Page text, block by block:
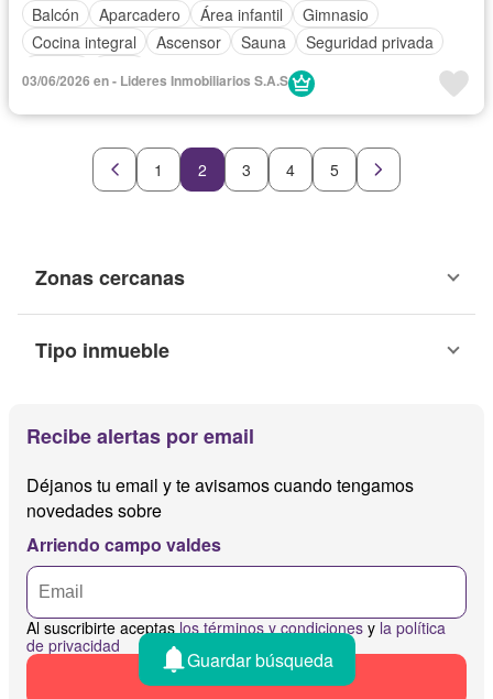
Balcón
Aparcadero Área infantil
Gimnasio
Cocina integral
Ascensor Sauna
Seguridad privada
03/06/2026 en - Lideres Inmobiliarios S.A.S
1 2 3 4 5
Zonas cercanas
Tipo inmueble
Recibe alertas por email
Déjanos tu email y te avisamos cuando tengamos
novedades sobre
Arriendo campo valdes
Al suscribirte aceptaslos términos y condiciones y la política
de privacidad
Guardar búsqueda